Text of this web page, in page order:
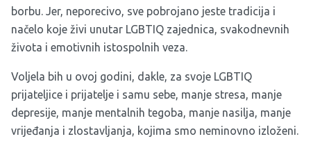
borbu. Jer, neporecivo, sve pobrojano jeste tradicija i
načelo koje živi unutar LGBTIQ zajednica, svakodnevnih
života i emotivnih istospolnih veza.
Voljela bih u ovoj godini, dakle, za svoje LGBTIQ
prijateljice i prijatelje i samu sebe, manje stresa, manje
depresije, manje mentalnih tegoba, manje nasilja, manje
vrijeđanja i zlostavljanja, kojima smo neminovno izloženi.